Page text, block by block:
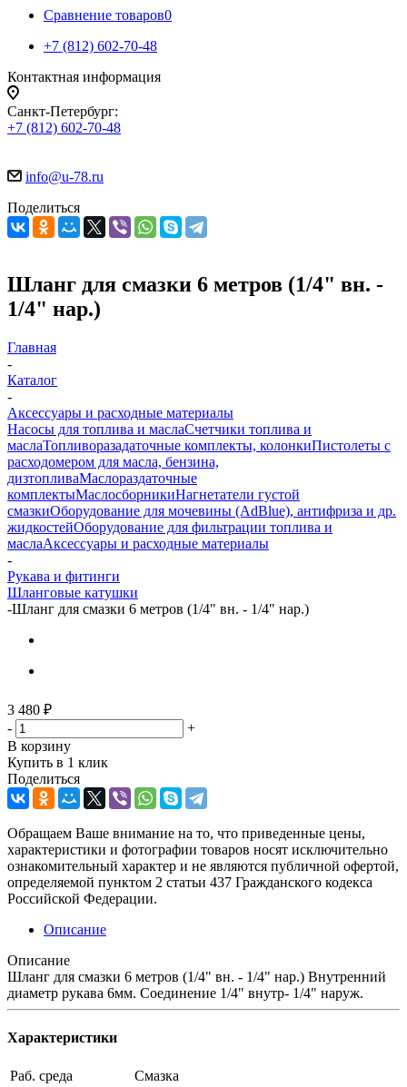
Сравнение товаров0
+7 (812) 602-70-48
Контактная информация
Санкт-Петербург:
+7 (812) 602-70-48
info@u-78.ru
Поделиться
Шланг для смазки 6 метров (1/4" вн. -
1/4" нар.)
Главная
-
Каталог
-
Аксессуары и расходные материалы
Насосы для топлива и маслаСчетчики топлива и
маслаТопливоразадаточные комплекты, колонкиПистолеты с
расходомером для масла, бензина,
дизтопливаМаслораздаточные
комплектыМаслосборникиНагнетатели густой
смазкиОборудование для мочевины (AdBlue), антифриза и др.
жидкостейОборудование для фильтрации топлива и
маслаАксессуары и расходные материалы
-
Рукава и фитинги
Шланговые катушки
-Шланг для смазки 6 метров (1/4" вн. - 1/4" нар.)
3 480 ₽
-
+
В корзину
Купить в 1 клик
Поделиться
Обращаем Ваше внимание на то, что приведенные цены,
характеристики и фотографии товаров носят исключительно
ознакомительный характер и не являются публичной офертой,
определяемой пунктом 2 статьи 437 Гражданского кодекса
Российской Федерации.
Описание
Описание
Шланг для смазки 6 метров (1/4" вн. - 1/4" нар.) Внутренний
диаметр рукава 6мм. Соединение 1/4" внутр- 1/4" наруж.
Характеристики
Раб. среда
Смазка